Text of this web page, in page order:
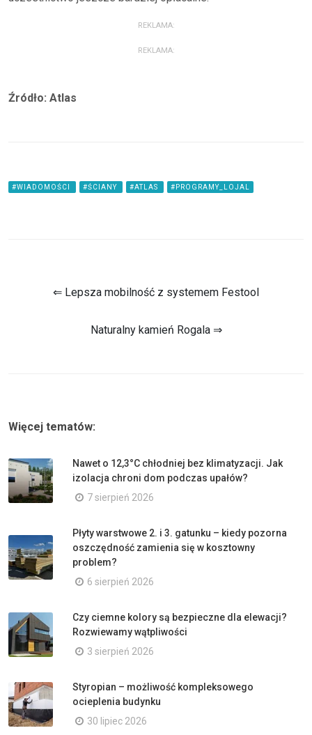
REKLAMA:
REKLAMA:
Źródło: Atlas
#WIADOMOŚCI #ŚCIANY #ATLAS #PROGRAMY_LOJAL
⇐ Lepsza mobilność z systemem Festool
Naturalny kamień Rogala ⇒
Więcej tematów:
Nawet o 12,3°C chłodniej bez klimatyzacji. Jak
izolacja chroni dom podczas upałów?
7 sierpień 2026
Płyty warstwowe 2. i 3. gatunku – kiedy pozorna
oszczędność zamienia się w kosztowny
problem?
6 sierpień 2026
Czy ciemne kolory są bezpieczne dla elewacji?
Rozwiewamy wątpliwości
3 sierpień 2026
Styropian – możliwość kompleksowego
ocieplenia budynku
30 lipiec 2026